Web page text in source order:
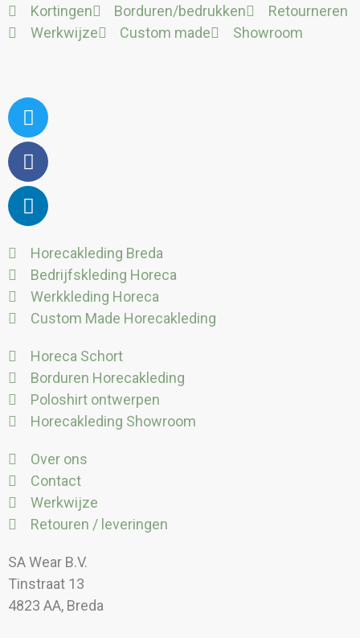
Kortingen Borduren/bedrukken
Retourneren
Werkwijze
Custom made Showroom
Twitter
Facebook
Linkedin
Horecakleding Breda
Bedrijfskleding Horeca
Werkkleding Horeca
Custom Made Horecakleding
Horeca Schort
Borduren Horecakleding
Poloshirt ontwerpen
Horecakleding Showroom
Over ons
Contact
Werkwijze
Retouren / leveringen
SA Wear B.V.
Tinstraat 13
4823 AA, Breda